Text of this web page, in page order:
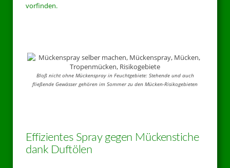
vorfinden.
Bloß nicht ohne Mückenspray in Feuchtgebiete: Stehende und auch
fließende Gewässer gehören im Sommer zu den Mücken-Risikogebieten
Effizientes Spray gegen Mückenstiche
dank Duftölen